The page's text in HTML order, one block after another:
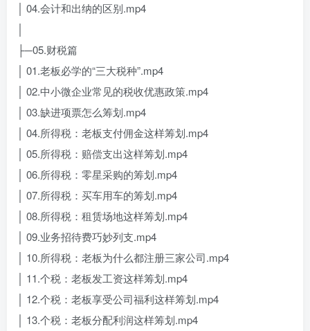
│ 04.会计和出纳的区别.mp4
├─05.财税篇
│ 01.老板必学的“三大税种”.mp4
│ 02.中小微企业常见的税收优惠政策.mp4
│ 03.缺进项票怎么筹划.mp4
│ 04.所得税：老板支付佣金这样筹划.mp4
│ 05.所得税：赔偿支出这样筹划.mp4
│ 06.所得税：零星采购的筹划.mp4
│ 07.所得税：买车用车的筹划.mp4
│ 08.所得税：租赁场地这样筹划.mp4
│ 09.业务招待费巧妙列支.mp4
│ 10.所得税：老板为什么都注册三家公司.mp4
│ 11.个税：老板发工资这样筹划.mp4
│ 12.个税：老板享受公司福利这样筹划.mp4
│ 13.个税：老板分配利润这样筹划.mp4